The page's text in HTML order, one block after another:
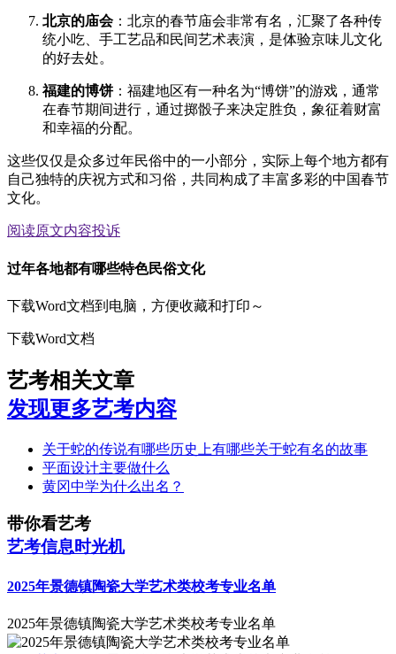
北京的庙会：北京的春节庙会非常有名，汇聚了各种传
统小吃、手工艺品和民间艺术表演，是体验京味儿文化
的好去处。
福建的博饼：福建地区有一种名为“博饼”的游戏，通常
在春节期间进行，通过掷骰子来决定胜负，象征着财富
和幸福的分配。
这些仅仅是众多过年民俗中的一小部分，实际上每个地方都有
自己独特的庆祝方式和习俗，共同构成了丰富多彩的中国春节
文化。
阅读原文内容投诉
过年各地都有哪些特色民俗文化
下载Word文档到电脑，方便收藏和打印～
下载Word文档
艺考相关文章
发现更多艺考内容
关于蛇的传说有哪些历史上有哪些关于蛇有名的故事
平面设计主要做什么
黄冈中学为什么出名？
带你看艺考
艺考信息时光机
2025年景德镇陶瓷大学艺术类校考专业名单
2025年景德镇陶瓷大学艺术类校考专业名单